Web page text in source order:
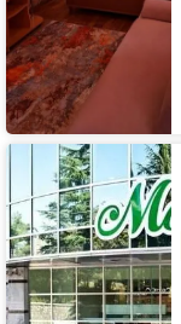
Мотель